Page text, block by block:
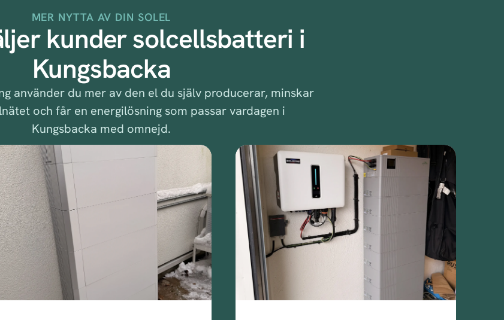
MER NYTTA AV DIN SOLEL
kunder solcellsbatteri i
Kungsbacka
använder du mer av den el du själv producerar, minskar
och får en energilösning som passar vardagen i
Kungsbacka med omnejd.